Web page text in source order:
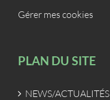
Gérer mes cookies
PLAN DU SITE
NEWS/ACTUALITÉS